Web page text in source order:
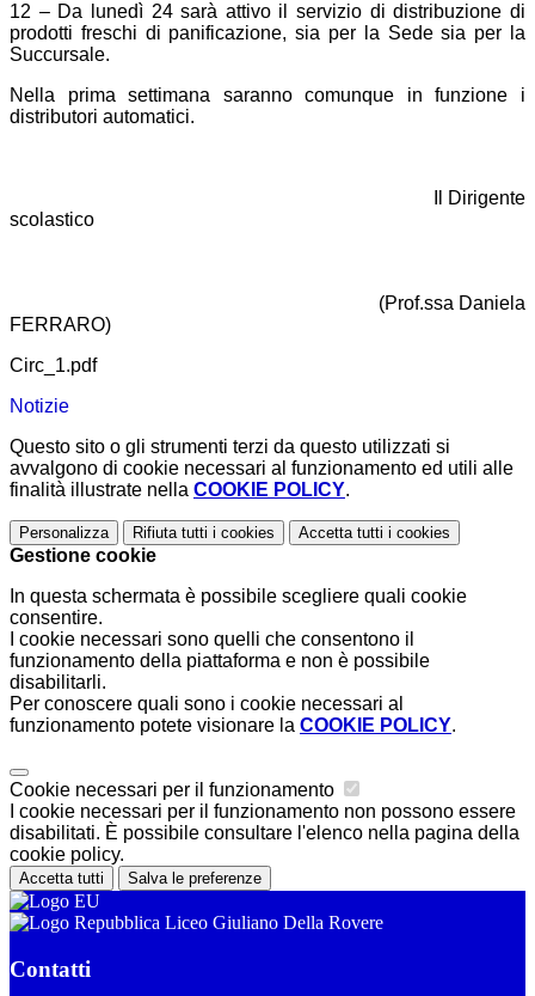
12 – Da lunedì 24 sarà attivo il servizio di distribuzione di
prodotti freschi di panificazione, sia per la Sede sia per la
Succursale.
Nella prima settimana saranno comunque in funzione i
distributori automatici.
Il Dirigente
scolastico
(Prof.ssa Daniela
FERRARO)
Circ_1.pdf
Notizie
Questo sito o gli strumenti terzi da questo utilizzati si
avvalgono di cookie necessari al funzionamento ed utili alle
finalità illustrate nella COOKIE POLICY.
Personalizza Rifiuta tutti i cookies Accetta tutti i cookies
Gestione cookie
In questa schermata è possibile scegliere quali cookie
consentire.
I cookie necessari sono quelli che consentono il
funzionamento della piattaforma e non è possibile
disabilitarli.
Per conoscere quali sono i cookie necessari al
funzionamento potete visionare la COOKIE POLICY.
Cookie necessari per il funzionamento
I cookie necessari per il funzionamento non possono essere
disabilitati. È possibile consultare l'elenco nella pagina della
cookie policy.
Accetta tutti Salva le preferenze
Liceo Giuliano Della Rovere
Contatti